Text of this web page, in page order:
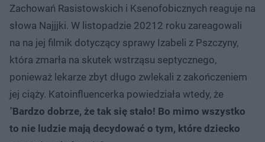
Zachowań Rasistowskich i Ksenofobicznych reaguje na
słowa Najjjki. W listopadzie 20212 roku zareagowali
na na jej filmik dotyczący sprawy Izabeli z Pszczyny,
która zmarła na skutek wstrząsu septycznego,
ponieważ lekarze zbyt długo zwlekali z zakończeniem
jej ciąży. Katoinfluencerka powiedziała wtedy, że
"Bardzo dobrze, że tak się stało! Bo mimo wszystko
to nie ludzie mają decydować o tym, które dziecko